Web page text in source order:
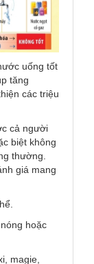
uống tốt
tăng
các triệu
cả người
biệt không
thường.
giá mang
hoặc
magie,